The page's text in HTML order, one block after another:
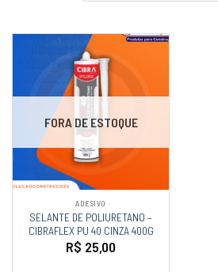
FORA DE ESTOQUE
ADESIVO
SELANTE DE POLIURETANO –
CIBRAFLEX PU 40 CINZA 400G
R$ 25,00